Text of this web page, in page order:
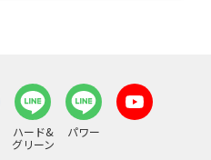
ハード&
グリーン
パワー